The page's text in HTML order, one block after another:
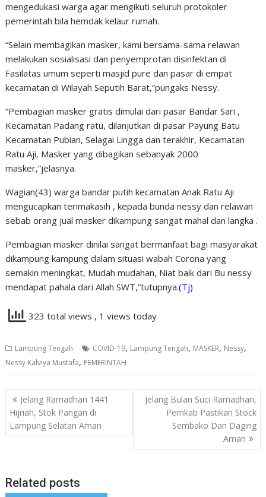
mengedukasi warga agar mengikuti seluruh protokoler
pemerintah bila hemdak kelaur rumah.
“Selain membagikan masker, kami bersama-sama relawan
melakukan sosialisasi dan penyemprotan disinfektan di
Fasilatas umum seperti masjid pure dan pasar di empat
kecamatan di Wilayah Seputih Barat,”pungaks Nessy.
“Pembagian masker gratis dimulai dari pasar Bandar Sari ,
Kecamatan Padang ratu, dilanjutkan di pasar Payung Batu
Kecamatan Pubian, Selagai Lingga dan terakhir, Kecamatan
Ratu Aji, Masker yang dibagikan sebanyak 2000
masker,”jelasnya.
Wagian(43) warga bandar putih kecamatan Anak Ratu Aji
mengucapkan terimakasih , kepada bunda nessy dan relawan
sebab orang jual masker dikampung sangat mahal dan langka .
Pembagian masker dinilai sangat bermanfaat bagi masyarakat
dikampung kampung dalam situasi wabah Corona yang
semakin meningkat, Mudah mudahan, Niat baik dari Bu nessy
mendapat pahala dari Allah SWT,”tutupnya.(Tj)
323 total views , 1 views today
Lampung Tengah COVID-19, Lampung Tengah, MASKER, Nessy,
Nessy Kalviya Mustafa, PEMERINTAH
Navigasi
pos
Jelang Ramadhan 1441
Hijriah, Stok Pangan di
Lampung Selatan Aman
Jelang Bulan Suci Ramadhan,
Pemkab Pastikan Stock
Sembako Dan Daging
Aman
Related posts